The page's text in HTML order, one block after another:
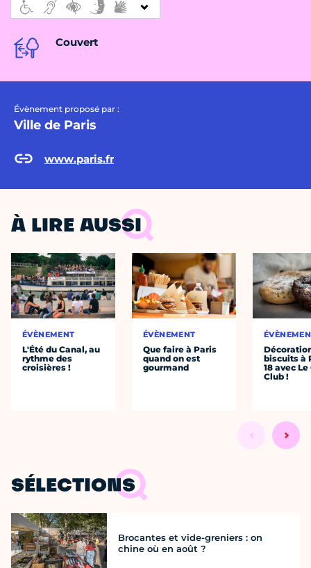
Couvert
Évènement proposé par :
Ville de Paris
www.paris.fr
À LIRE AUSSI
ÉVÈNEMENT
L'Été du Canal, au
rythme des
croisières !
ÉVÈNEMENT
Que faire à Paris
quand on est
gourmand
biscuits à
18 avec
Club !
SÉLECTIONS
Brocantes et vide-greniers : on
chine où en août ?